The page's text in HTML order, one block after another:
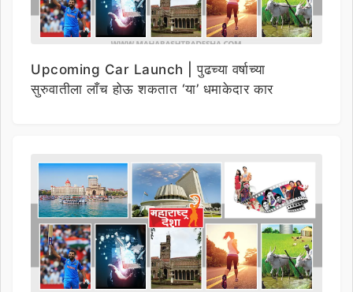
Upcoming Car Launch | पुढच्या वर्षाच्या
सुरुवातीला लाँच होऊ शकतात ‘या’ धमाकेदार कार